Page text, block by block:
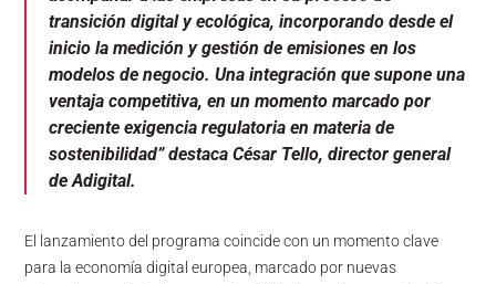
transición digital y ecológica, incorporando desde el
inicio la medición y gestión de emisiones en los
modelos de negocio. Una integración que supone una
ventaja competitiva, en un momento marcado por
creciente exigencia regulatoria en materia de
sostenibilidad” destaca César Tello, director general
de Adigital.
El lanzamiento del programa coincide con un momento clave
para la economía digital europea, marcado por nuevas